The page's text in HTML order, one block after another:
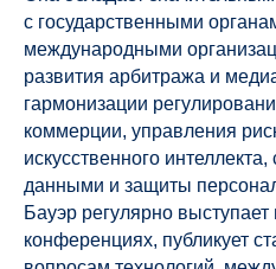
с государственными
международными
развития арбитража и
гармонизации
коммерции, управления
искусственного
данными и защиты
Бауэр регулярно
конференциях, публикует